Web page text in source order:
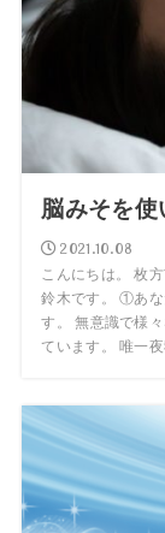
脳みそを使
2021.10.08
こんにちは。 枚
鈴木です。 ①あな
す。 無意識で様
ています。 唯一夜